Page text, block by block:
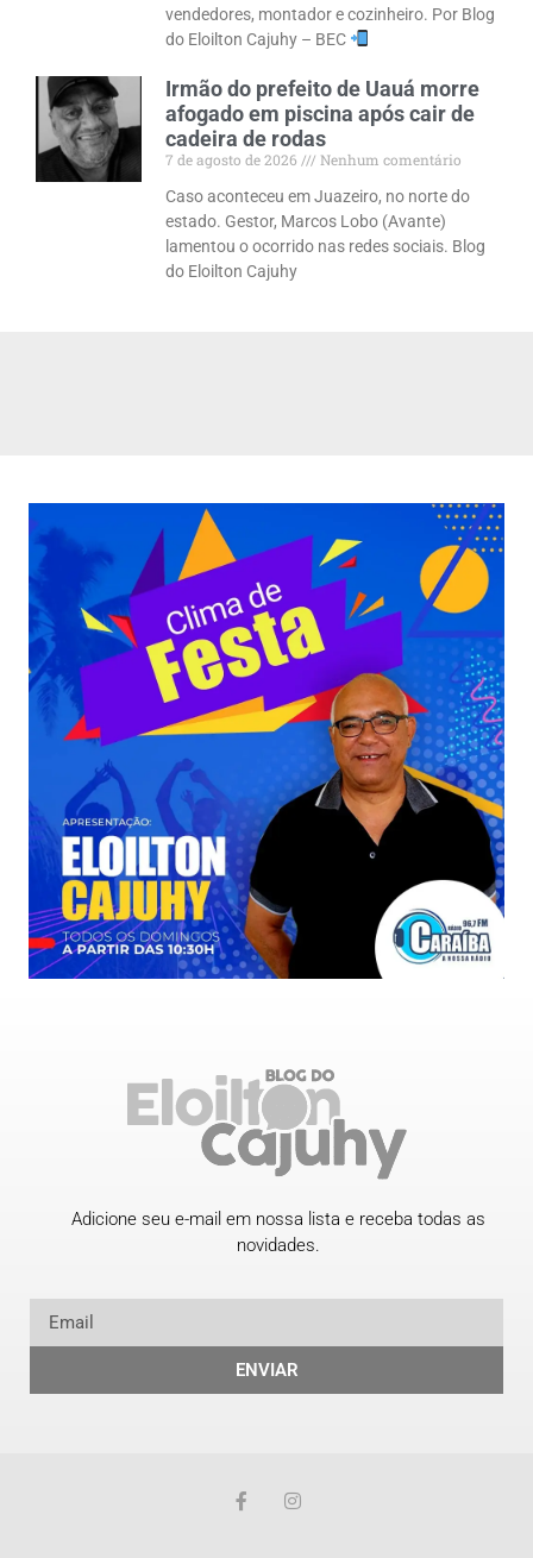
vendedores, montador e cozinheiro. Por Blog
do Eloilton Cajuhy – BEC
Irmão do prefeito de Uauá morre
afogado em piscina após cair de
cadeira de rodas
7 de agosto de 2026
Nenhum comentário
Caso aconteceu em Juazeiro, no norte do
estado. Gestor, Marcos Lobo (Avante)
lamentou o ocorrido nas redes sociais. Blog
do Eloilton Cajuhy
Adicione seu e-mail em nossa lista e receba todas as
novidades.
ENVIAR